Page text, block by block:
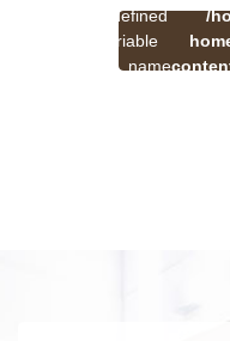
Undefined
variable
$cat_name
/